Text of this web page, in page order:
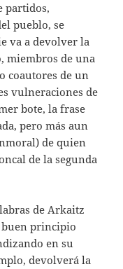
partidos,
pueblo, se
va a devolver la
miembros de una
coautores de un
vulneraciones de
bote, la frase
pero más aun
de quien
de la segunda
de Arkaitz
principio
en su
devolverá la